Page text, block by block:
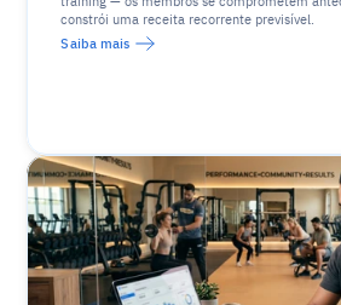
constrói uma receita recorrente previsível.
Saiba mais